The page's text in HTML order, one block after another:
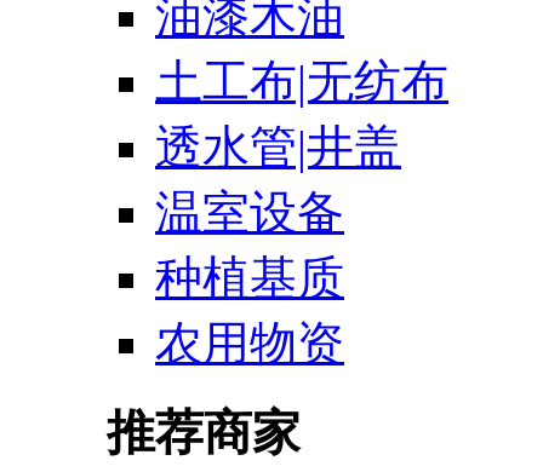
油漆木油
土工布|无纺布
透水管|井盖
温室设备
种植基质
农用物资
推荐商家